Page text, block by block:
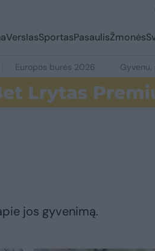
VerslasSportasPasaulisŽmonės
Europos burės 2026 Gyvenu,
jos gyvenimą.